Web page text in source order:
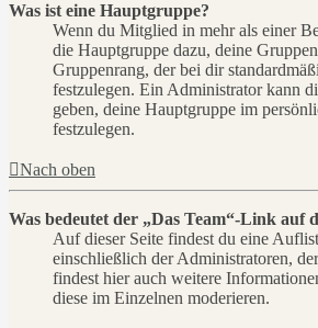
Was ist eine Hauptgruppe?
Wenn du Mitglied in mehr als einer
die Hauptgruppe dazu, deine
Gruppenrang, der bei dir
festzulegen. Ein Administrator kann
geben, deine Hauptgruppe im
festzulegen.
Nach oben
Was bedeutet der „Das Team“-Link auf
Auf dieser Seite findest du eine
einschließlich der Administratoren,
findest hier auch weitere
diese im Einzelnen moderieren.